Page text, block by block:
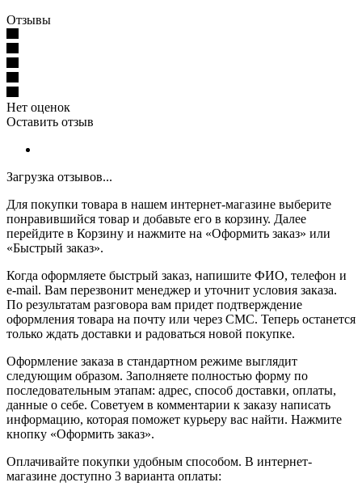
Отзывы
Нет оценок
Оставить отзыв
Загрузка отзывов...
Для покупки товара в нашем интернет-магазине выберите
понравившийся товар и добавьте его в корзину. Далее
перейдите в Корзину и нажмите на «Оформить заказ» или
«Быстрый заказ».
Когда оформляете быстрый заказ, напишите ФИО, телефон и
e-mail. Вам перезвонит менеджер и уточнит условия заказа.
По результатам разговора вам придет подтверждение
оформления товара на почту или через СМС. Теперь останется
только ждать доставки и радоваться новой покупке.
Оформление заказа в стандартном режиме выглядит
следующим образом. Заполняете полностью форму по
последовательным этапам: адрес, способ доставки, оплаты,
данные о себе. Советуем в комментарии к заказу написать
информацию, которая поможет курьеру вас найти. Нажмите
кнопку «Оформить заказ».
Оплачивайте покупки удобным способом. В интернет-
магазине доступно 3 варианта оплаты: